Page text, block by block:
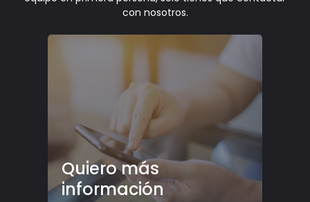
con nosotros.
Quiero más
información